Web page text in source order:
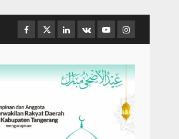
Facebook
TwitterLinkedin
VK YoutubeInstagram